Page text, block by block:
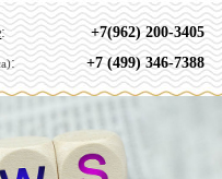
:
+7(962) 200-3405
: +7 (499) 346-7388